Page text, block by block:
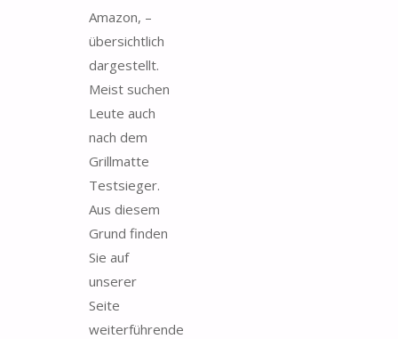
Amazon, –
übersichtlich
dargestellt.
Meist suchen
Leute auch
nach dem
Grillmatte
Testsieger.
Aus diesem
Grund finden
Sie auf
unserer
Seite
weiterführende